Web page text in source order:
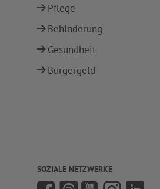
Pflege
Behinderung
Gesundheit
Bürgergeld
SOZIALE NETZWERKE